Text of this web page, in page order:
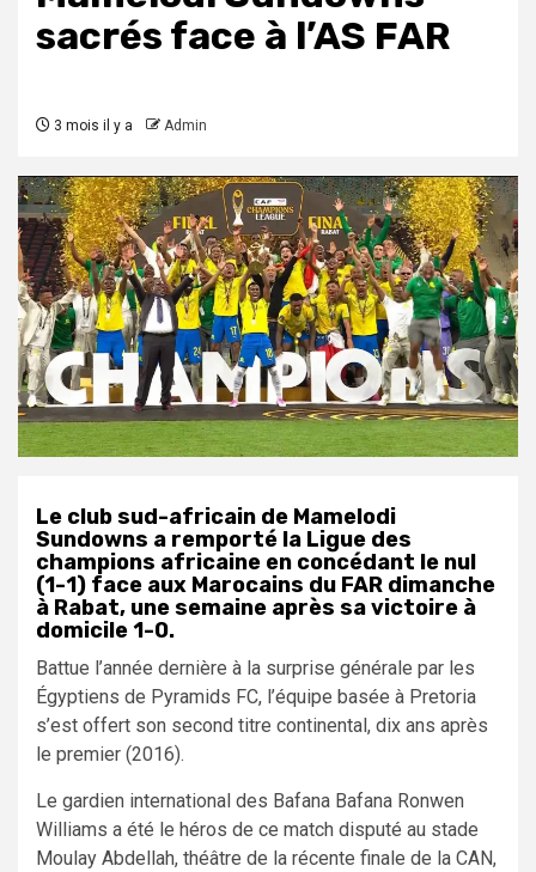
sacrés face à l’AS FAR
3 mois il y a Admin
Le club sud-africain de Mamelodi
Sundowns a remporté la Ligue des
champions africaine en concédant le nul
(1-1) face aux Marocains du FAR dimanche
à Rabat, une semaine après sa victoire à
domicile 1-0.
Battue l’année dernière à la surprise générale par les
Égyptiens de Pyramids FC, l’équipe basée à Pretoria
s’est offert son second titre continental, dix ans après
le premier (2016).
Le gardien international des Bafana Bafana Ronwen
Williams a été le héros de ce match disputé au stade
Moulay Abdellah, théâtre de la récente finale de la CAN,